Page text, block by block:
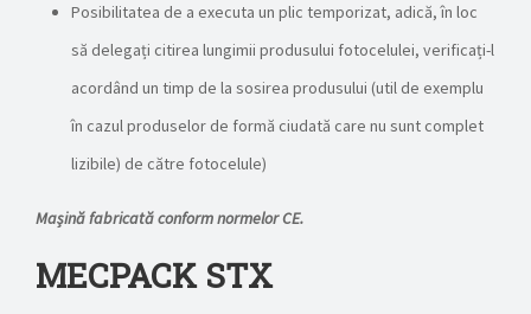
Posibilitatea de a executa un plic temporizat, adică, în loc
să delegați citirea lungimii produsului fotocelulei, verificați-l
acordând un timp de la sosirea produsului (util de exemplu
în cazul produselor de formă ciudată care nu sunt complet
lizibile) de către fotocelule)
Mașină fabricată conform normelor CE.
MECPACK STX